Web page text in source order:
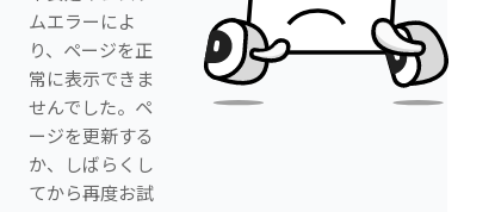
ムエラーによ
り、ページを正
常に表示できま
せんでした。ペ
ージを更新する
か、しばらくし
てから再度お試